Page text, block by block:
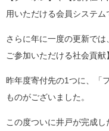
用いただける会員システム
さらに年に一度の更新で
ご参加いただける社会貢献
昨年度寄付先の1つに、「
ものがございました。
この度ついに井戸が完成